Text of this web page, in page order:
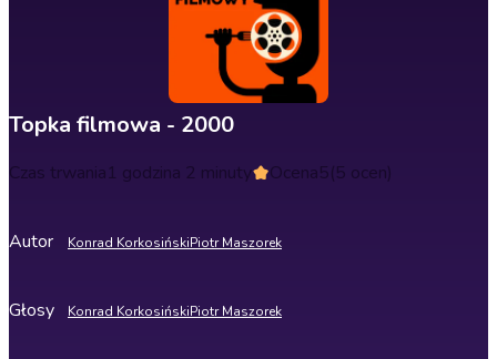
Topka filmowa - 2000
Czas trwania1 godzina 2 minuty Ocena5(5 ocen)
Autor Konrad KorkosińskiPiotr Maszorek
Głosy Konrad KorkosińskiPiotr Maszorek